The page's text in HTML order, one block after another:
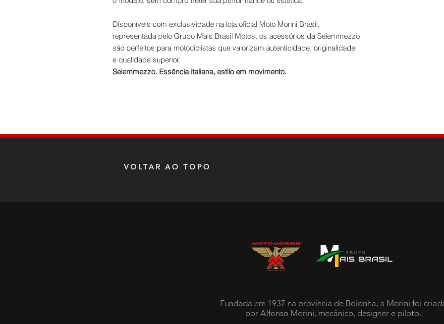
Disponíveis com exclusividade na loja oficial Moto Morini Brasil,
representada pelo Grupo Mais Brasil Motos, os acessórios da Seiemmezzo
são perfeitos para motociclistas que valorizam autenticidade, originalidade
e qualidade superior.
Seiemmezzo. Essência italiana, estilo em movimento.
Fundada em 1937 na província de Bolonha, a Morini foi
por Alfonso Morini, mecânico, designer e piloto.
VOLTAR AO TOPO